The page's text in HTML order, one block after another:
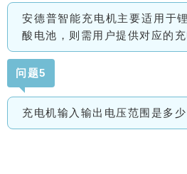
安德普智能充电机主要适用于
酸电池，则需用户提供对应的充
问题5
充电机输入输出电压范围是多少